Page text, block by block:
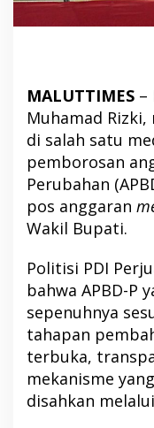
MALUTTIMES –
Muhamad
di salah satu
pemborosan
Perubahan
pos anggaran
Wakil Bupati.
Politisi PDI
bahwa APBD-P
sepenuhnya
tahapan
terbuka,
mekanisme
disahkan